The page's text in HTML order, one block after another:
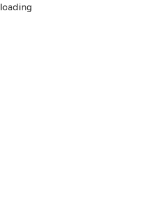
loading